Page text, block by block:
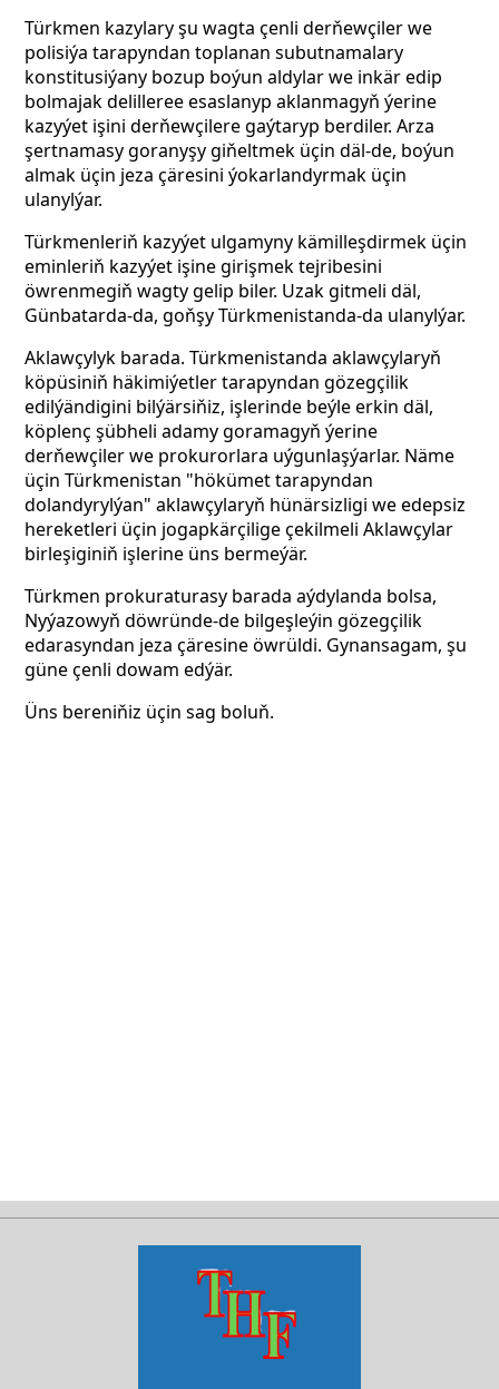
Türkmen kazylary şu wagta çenli derňewçiler we
polisiýa tarapyndan toplanan subutnamalary
konstitusiýany bozup boýun aldylar we inkär edip
bolmajak delilleree esaslanyp aklanmagyň ýerine
kazyýet işini derňewçilere gaýtaryp berdiler. Arza
şertnamasy goranyşy giňeltmek üçin däl-de, boýun
almak üçin jeza çäresini ýokarlandyrmak üçin
ulanylýar.
Türkmenleriň kazyýet ulgamyny kämilleşdirmek üçin
eminleriň kazyýet işine girişmek tejribesini
öwrenmegiň wagty gelip biler. Uzak gitmeli däl,
Günbatarda-da, goňşy Türkmenistanda-da ulanylýar.
Aklawçylyk barada. Türkmenistanda aklawçylaryň
köpüsiniň häkimiýetler tarapyndan gözegçilik
edilýändigini bilýärsiňiz, işlerinde beýle erkin däl,
köplenç şübheli adamy goramagyň ýerine
derňewçiler we prokurorlara uýgunlaşýarlar. Näme
üçin Türkmenistan "hökümet tarapyndan
dolandyrylýan" aklawçylaryň hünärsizligi we edepsiz
hereketleri üçin jogapkärçilige çekilmeli Aklawçylar
birleşiginiň işlerine üns bermeýär.
Türkmen prokuraturasy barada aýdylanda bolsa,
Nyýazowyň döwründe-de bilgeşleýin gözegçilik
edarasyndan jeza çäresine öwrüldi. Gynansagam, şu
güne çenli dowam edýär.
Üns bereniňiz üçin sag boluň.